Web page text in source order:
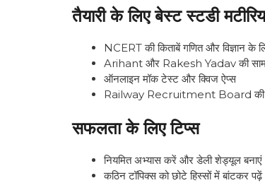
तैयारी के लिए बेस्ट स्टडी
NCERT की किताबें गणित और विज्ञान के
Arihant और Rakesh Yadav की
ऑनलाइन मॉक टेस्ट और क्विज ऐप्स
Railway Recruitment Board की
सफलता के लिए टिप्स
नियमित अभ्यास करें और डेली शेड्यूल
कठिन टॉपिक्स को छोटे हिस्सों में बांटकर